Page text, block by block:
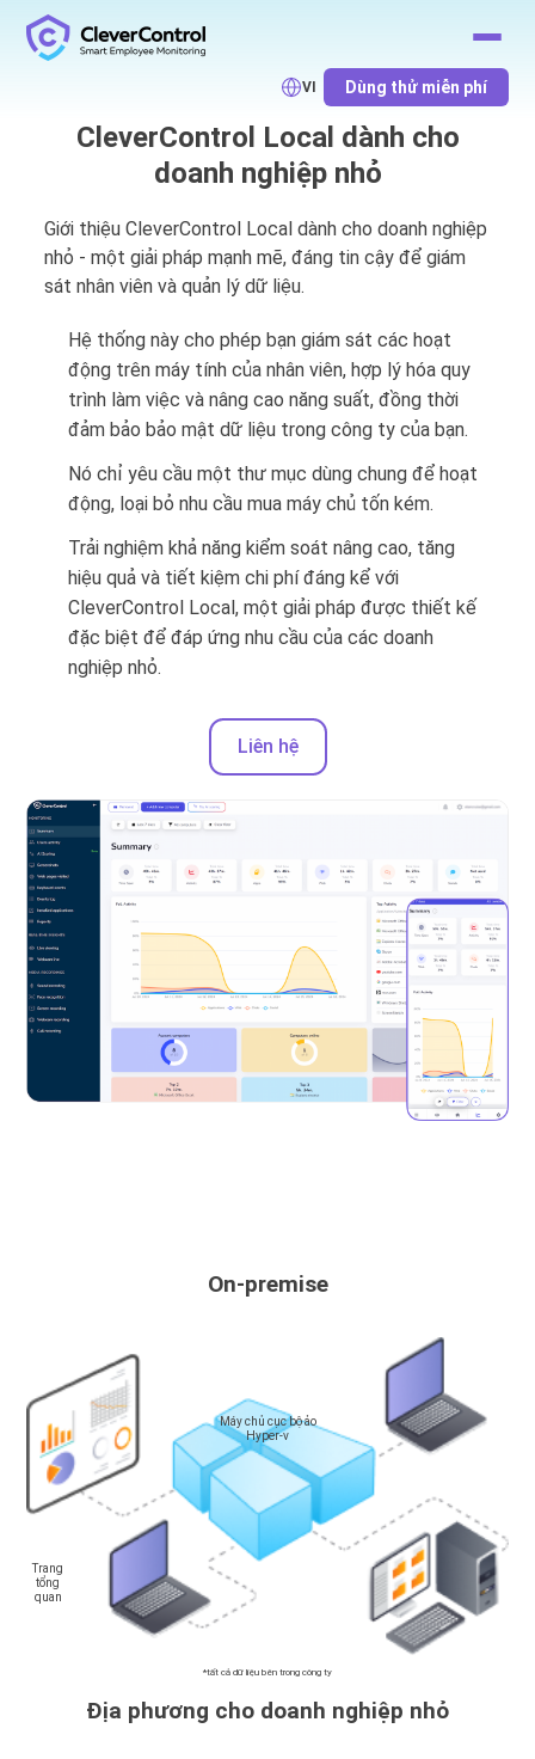
VI Dùng thử miễn phí
CleverControl Local dành cho
doanh nghiệp nhỏ
Giới thiệu CleverControl Local dành cho doanh nghiệp
nhỏ - một giải pháp mạnh mẽ, đáng tin cậy để giám
sát nhân viên và quản lý dữ liệu.
Hệ thống này cho phép bạn giám sát các hoạt
động trên máy tính của nhân viên, hợp lý hóa quy
trình làm việc và nâng cao năng suất, đồng thời
đảm bảo bảo mật dữ liệu trong công ty của bạn.
Nó chỉ yêu cầu một thư mục dùng chung để hoạt
động, loại bỏ nhu cầu mua máy chủ tốn kém.
Trải nghiệm khả năng kiểm soát nâng cao, tăng
hiệu quả và tiết kiệm chi phí đáng kể với
CleverControl Local, một giải pháp được thiết kế
đặc biệt để đáp ứng nhu cầu của các doanh
nghiệp nhỏ.
Liên hệ
On-premise
*tất cả dữ liệu bên trong công ty
Trang
tổng
quan
Máy chủ cục bộ ảo
Hyper-v
Địa phương cho doanh nghiệp nhỏ